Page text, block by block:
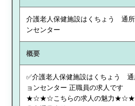
介護老人保健施設はくちょう 通所
ンセンター
概要
✅介護老人保健施設はくちょう 通
ョンセンター 正職員の求人です
★☆★☆こちらの求人の魅力